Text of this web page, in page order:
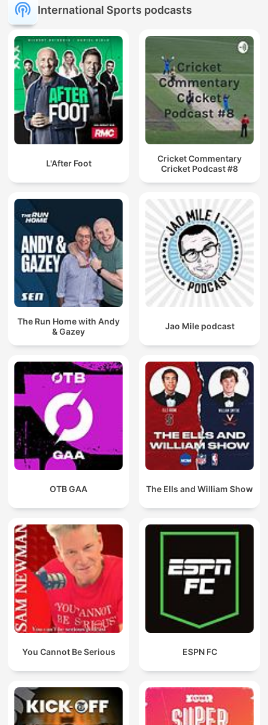
International Sports podcasts
L'After Foot
Cricket Commentary
Cricket Podcast #8
The Run Home with Andy
& Gazey
Jao Mile podcast
OTB GAA The Ells and William Show
You Cannot Be Serious ESPN FC